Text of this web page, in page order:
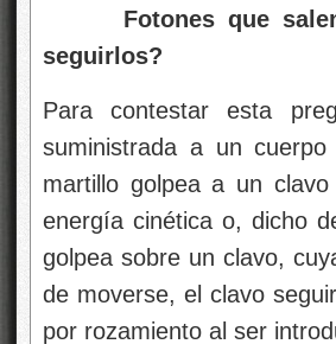
Fotones que
seguirlos?
Para contestar esta
suministrada a un
martillo golpea a un
energía cinética o, dicho
golpea sobre un clavo,
de moverse, el clavo
por rozamiento al ser